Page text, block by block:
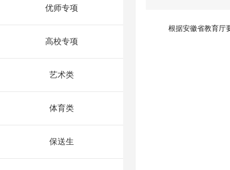
优师专项
高校专项
艺术类
体育类
保送生
根据安徽省教育厅